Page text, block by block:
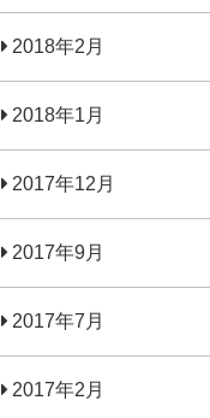
2018年2月
2018年1月
2017年12月
2017年9月
2017年7月
2017年2月